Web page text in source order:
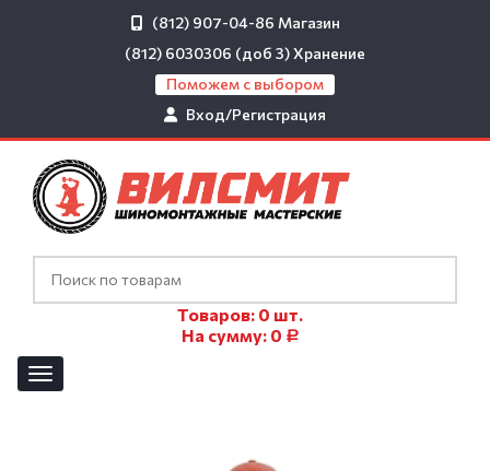
(812) 907-04-86 Магазин
(812) 6030306 (доб 3)Хранение
Поможем с выбором
Вход/Регистрация
Товаров: 0 шт.
На сумму: 0 Р